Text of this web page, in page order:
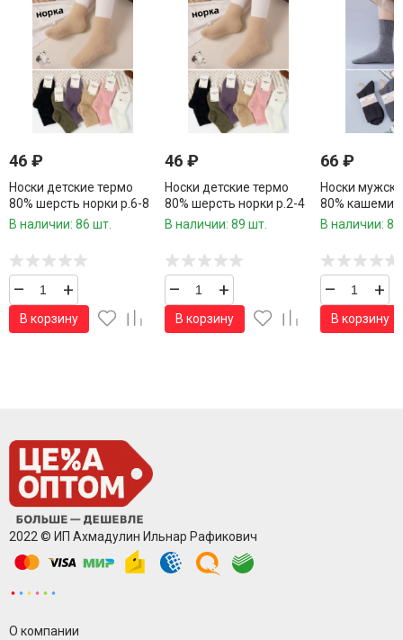
46 ₽
Носки детские термо
80% шерсть норки р.6-8
лет / 10 пар в упаковке/
В наличии: 86 шт.
– +
В корзину
46 ₽
Носки детские термо
80% шерсть норки р.2-4
года / 10 пар в
В наличии: 89 шт.
– +
В корзину
66 ₽
Носки
80%
10 пар в
В наличии:
– +
В корзину
2022 © ИП Ахмадулин Ильнар Рафикович
О компании